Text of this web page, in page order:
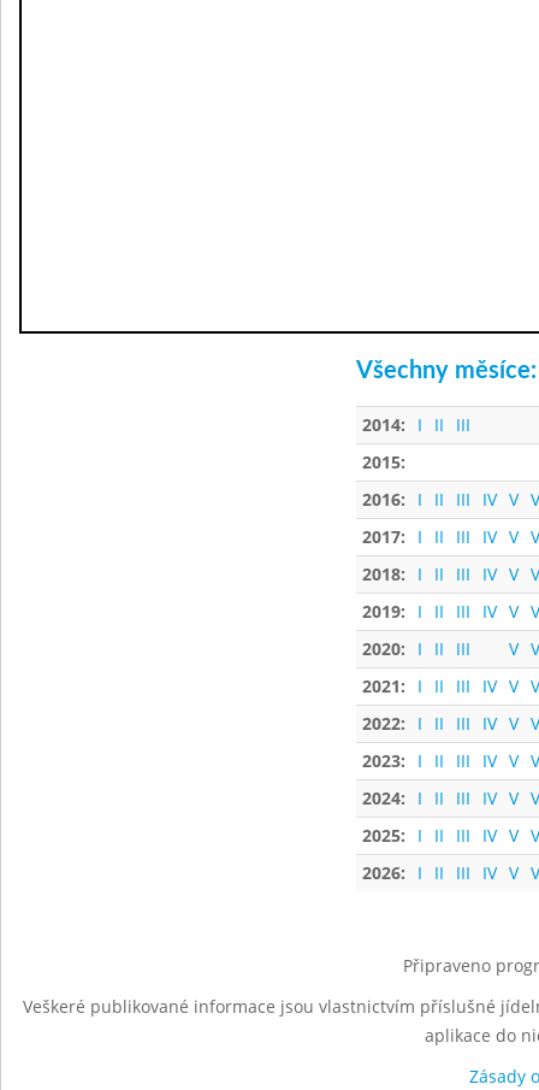
Všechny měsíce:
2014: I II
III
2015:
2016:
I II III IV V
2017:
I II III IV V
2018:
I II III IV V
2019:
I II III IV V
2020:
I II III V
2021:
I II III IV V
2022:
I II III IV V
2023:
I II III IV V
2024:
I II III IV V
2025:
I II III IV V
2026:
I II III IV V
Připraveno
Veškeré publikované informace jsou vlastnictvím příslušné
aplikace do
Zásady